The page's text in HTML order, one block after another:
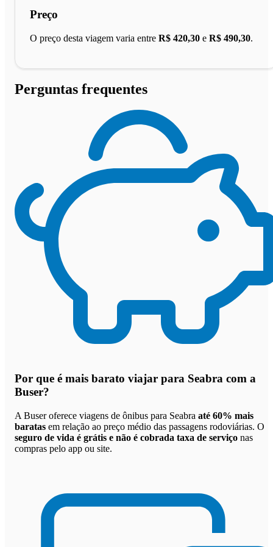
Preço
O preço desta viagem varia entre R$ 420,30 e R$ 490,30.
Perguntas frequentes
Por que é mais barato viajar para Seabra com a
Buser?
A Buser oferece viagens de ônibus para Seabra até 60% mais
baratas em relação ao preço médio das passagens rodoviárias. O
seguro de vida é grátis e não é cobrada taxa de serviço nas
compras pelo app ou site.